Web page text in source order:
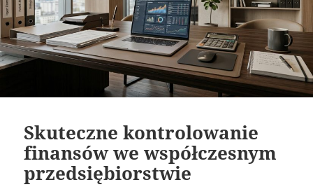
Skuteczne kontrolowanie
finansów we współczesnym
przedsiębiorstwie